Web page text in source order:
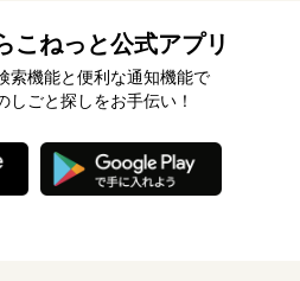
こねっと公式アプリ
索機能と便利な通知機能で
しごと探しをお手伝い！